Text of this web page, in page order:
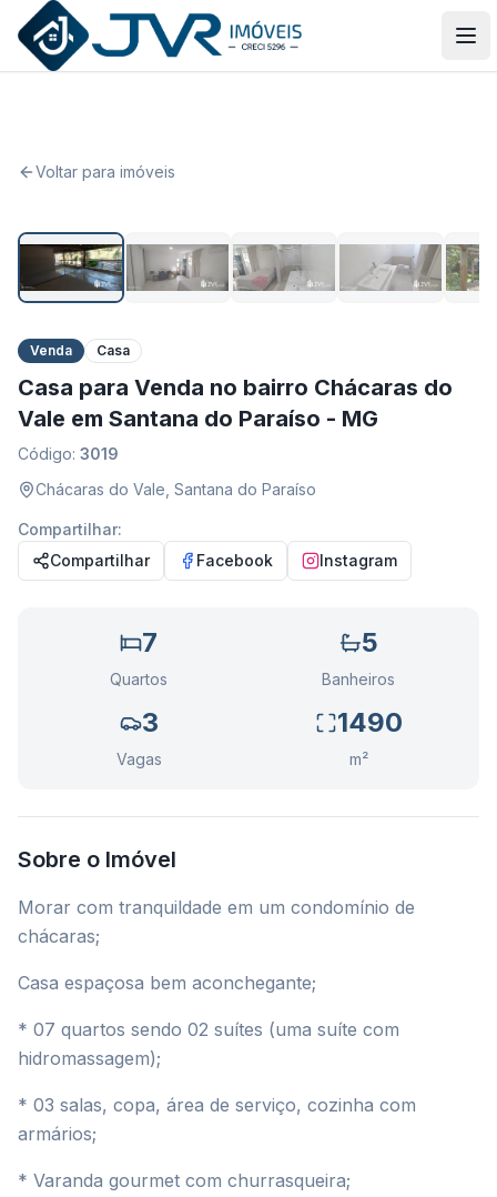
JVR Imóveis
Voltar para imóveis
Venda Casa
Casa para Venda no bairro Chácaras do
Vale em Santana do Paraíso - MG
Código: 3019
Chácaras do Vale Santana do Paraíso
Compartilhar:
Compartilhar
Facebook Instagram
7
Quartos
5
Banheiros
3
Vagas
1490
m²
Sobre o Imóvel
Morar com tranquildade em um condomínio de
chácaras;
Casa espaçosa bem aconchegante;
* 07 quartos sendo 02 suítes (uma suíte com
hidromassagem);
* 03 salas, copa, área de serviço, cozinha com
armários;
* Varanda gourmet com churrasqueira;